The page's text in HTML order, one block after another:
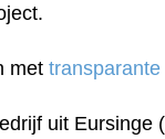
met
uit Eursinge